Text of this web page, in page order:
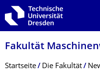
Zur Hauptnavigation springen
Zur Suche springen
Zum Inhalt springen
Fakultät
Breadcrumb-Menü
Startseite Die Fakultät